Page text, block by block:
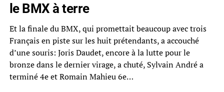
le BMX à terre
Et la finale du BMX, qui promettait beaucoup avec trois
Français en piste sur les huit prétendants, a accouché
d’une souris: Joris Daudet, encore à la lutte pour le
bronze dans le dernier virage, a chuté, Sylvain André a
terminé 4e et Romain Mahieu 6e…